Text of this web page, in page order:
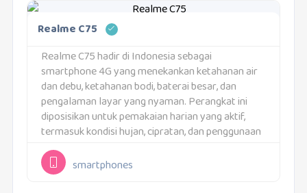
Realme C75
Realme C75 hadir di Indonesia sebagai
smartphone 4G yang menekankan ketahanan air
dan debu, ketahanan bodi, baterai besar, dan
pengalaman layar yang nyaman. Perangkat ini
diposisikan untuk pemakaian harian yang aktif,
termasuk kondisi hujan, cipratan, dan penggunaan
di luar ruangan. Realme C75 juga membawa fitur
perangkat lunak yang dibuat praktis...
smartphones